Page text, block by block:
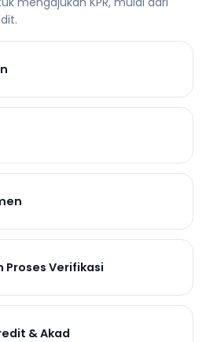
Proses Verifikasi
& Akad